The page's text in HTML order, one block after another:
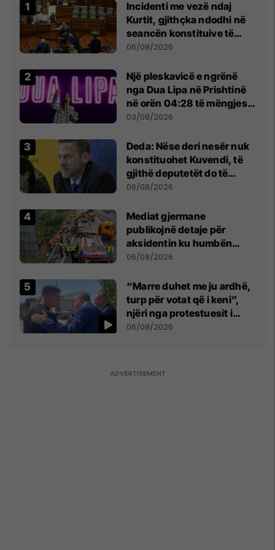
Incidenti me vezë ndaj
Kurtit, gjithçka ndodhi në
seancën konstituive të
Kuvendit
06/08/2026
Një pleskavicë e ngrënë
nga Dua Lipa në Prishtinë
në orën 04:28 të mëngjesit
- dhe bota digjitale serbe
03/08/2026
Deda: Nëse deri nesër nuk
konstituohet Kuvendi, të
gjithë deputetët do të
bëjnë shkelje të rëndë
06/08/2026
Mediat gjermane
publikojnë detaje për
aksidentin ku humbën
jetën tre mërgimtarë nga
06/08/2026
“Marre duhet me ju ardhë,
turp për votat që i keni”,
njëri nga protestuesit i
drejtohet Bedri Hamzës
06/08/2026